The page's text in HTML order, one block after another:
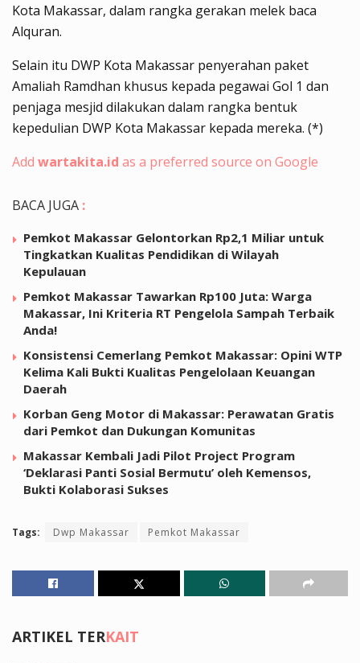
Kota Makassar, dalam rangka gerakan melek baca
Alquran.
Selain itu DWP Kota Makassar penyerahan paket
Amaliah Ramdhan khusus kepada pegawai Gol 1 dan
penjaga mesjid dilakukan dalam rangka bentuk
kepedulian DWP Kota Makassar kepada mereka. (*)
Add wartakita.id as a preferred source on Google
BACA JUGA :
Pemkot Makassar Gelontorkan Rp2,1 Miliar untuk
Tingkatkan Kualitas Pendidikan di Wilayah
Kepulauan
Pemkot Makassar Tawarkan Rp100 Juta: Warga
Makassar, Ini Kriteria RT Pengelola Sampah Terbaik
Anda!
Konsistensi Cemerlang Pemkot Makassar: Opini WTP
Kelima Kali Bukti Kualitas Pengelolaan Keuangan
Daerah
Korban Geng Motor di Makassar: Perawatan Gratis
dari Pemkot dan Dukungan Komunitas
Makassar Kembali Jadi Pilot Project Program
‘Deklarasi Panti Sosial Bermutu’ oleh Kemensos,
Bukti Kolaborasi Sukses
Tags: Dwp Makassar Pemkot Makassar
ARTIKEL TERKAIT